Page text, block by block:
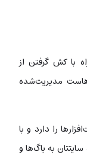
کش گرفتن از
مدیریت‌شده
را دارد و با
به باگ‌ها و